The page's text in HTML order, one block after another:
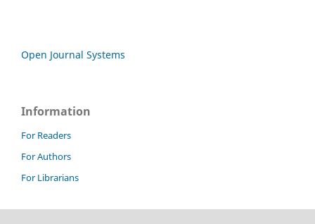
Open Journal Systems
Information
For Readers
For Authors
For Librarians